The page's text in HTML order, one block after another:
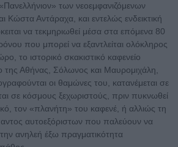
των νεοεμφανιζόμενων
Κώστα Αντάραχα, και εντελώς ενδεικτική
να τεκμηριωθεί μέσα στα επόμενα 80
που μπορεί να εξαντλείται ολόκληρος
το ιστορικό σκακιστικό καφενείο
της Αθήνας, Σόλωνος και Μαυρομιχάλη,
οι θαμώνες του, κατανέμεται σε
σε κόσμους ξεχωριστούς, πριν πυκνωθεί
τον «πλανήτη» του καφενέ, ή αλλιώς τη
αυτοεξόριστων που παλεύουν να
ανηλεή έξω πραγματικότητα